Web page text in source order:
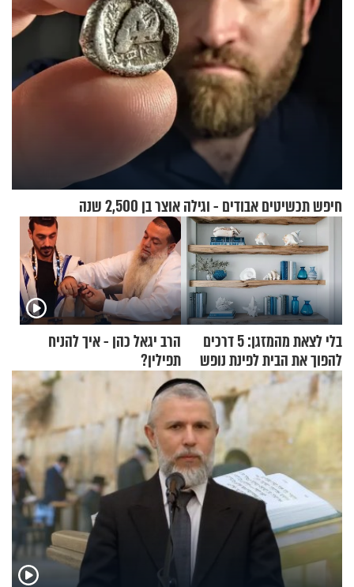
חיפש תכשיטים אבודים - וגילה אוצר בן 2,500 שנה
בלי לצאת מהמזגן: 5 דרכים
להפוך את הבית לפינת נופש
מעוצבת
הרב יגאל כהן - איך להניח
תפילין?